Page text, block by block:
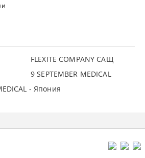
FLEXITE COMPANY САЩ
9 SEPTEMBER MEDICAL
- Япония